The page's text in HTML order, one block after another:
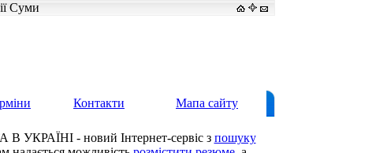
Суми
Контакти Мапа сайту
В УКРАЇНІ - новий Інтернет-сервіс з пошуку